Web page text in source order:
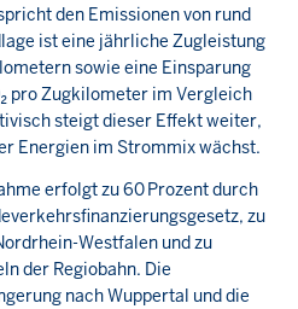
den Emissionen von rund
ist eine jährliche Zugleistung
sowie eine Einsparung
pro Zugkilometer im Vergleich
steigt dieser Effekt weiter,
Energien im Strommix wächst.
erfolgt zu 60 Prozent durch
zu
Westfalen und zu
der Regiobahn. Die
nach Wuppertal und die